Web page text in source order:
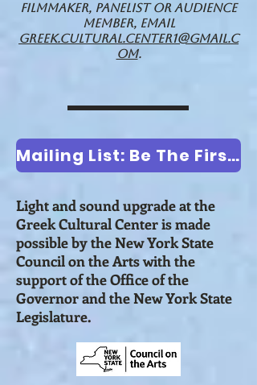
filmmaker, panelist or audience
member, email
greek.cultural.center1@gmail.c
om.
Mailing List: Be The First to Know of Our Events
Light and sound upgrade at the
Greek Cultural Center is made
possible by the New York State
Council on the Arts with the
support of the Office of the
Governor and the New York State
Legislature.